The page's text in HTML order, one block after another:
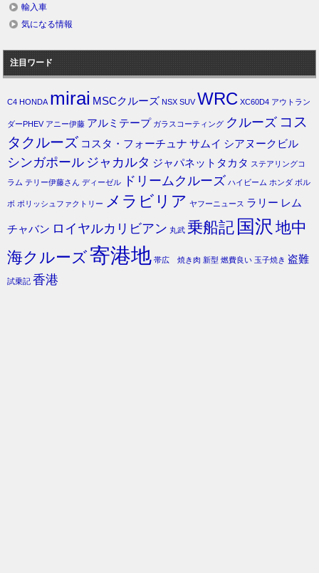
輸入車
気になる情報
注目ワード
C4 HONDA mirai MSCクルーズ NSX SUV WRC XC60D4 アウトラン
ダーPHEV アニー伊藤 アルミテープ ガラスコーティング クルーズ コス
タクルーズ コスタ・フォーチュナ サムイ シアヌークビル
シンガポール ジャカルタ ジャパネットタカタ ステアリングコ
ラム テリー伊藤さん ディーゼル ドリームクルーズ ハイビーム ホンダ ボル
ボ ポリッシュファクトリー メラビリア ヤフーニュース ラリー レム
チャバン ロイヤルカリビアン 丸武 乗船記 国沢 地中
海クルーズ寄港地 帯広 焼き肉 新型 燃費良い 玉子焼き 盗難
試乗記 香港